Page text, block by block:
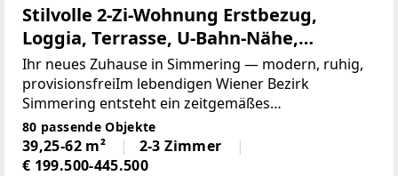
Stilvolle 2-Zi-Wohnung Erstbezug,
Loggia, Terrasse, U-Bahn-Nähe,
Tiefgarage, Provisionsfrei.
Ihr neues Zuhause in Simmering — modern, ruhig,
provisionsfreiIm lebendigen Wiener Bezirk
Simmering entsteht ein zeitgemäßes
Wohnbauprojekt mit 82 freifinanzierten
Eigentumswohnungen — provisionsfrei für Käufer.
Das fünfgeschossige Gebäude bietet
80 passende Objekte
39,25-62 m²
2-3 Zimmer
€ 199.500-445.500